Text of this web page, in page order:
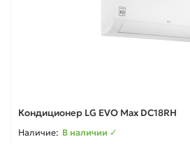
Кондиционер LG EVO Max DC18RH
В наличии ✓